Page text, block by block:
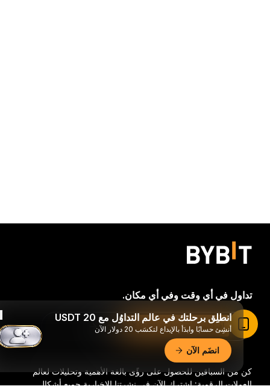
كن من السباقين للحصول على رؤًى بالغة الأهمية وتحليلات لعالم
العملات الرقمية: اشترك الآن في نشرتنا الإخبارية.جميع أشكال
تداول في أي وقت وفي أي مكان.
Download Bybit App
انطلِق برحلتك في عالم التداوُل مع 20 USDT
أنشِئ حسابًا وابدَأ بالإيداع لتكسَب 20 دولار الآن
انضَم الآن
اقرأ المقال في تطبيق Bybit